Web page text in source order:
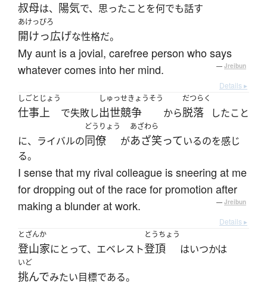
叔母は、 陽気で、思ったことを何でも話す
あけっぴろ
開けっ広げな性格だ。
My aunt is a jovial, carefree person who says
whatever comes into her mind.
— Jreibun
Details ▸
しごとじょう
仕事上 で失敗し
しゅっせきょうそう
出世競争 から
だつらく
脱落 したこと
に、ライバルの
どうりょう
同僚 が
あざわら
あざ笑っているのを感じ
る。
I sense that my rival colleague is sneering at me
for dropping out of the race for promotion after
making a blunder at work.
— Jreibun
Details ▸
とざんか
登山家にとって、エベレスト
とうちょう
登頂 はいつかは
いど
挑んでみたい目標である。